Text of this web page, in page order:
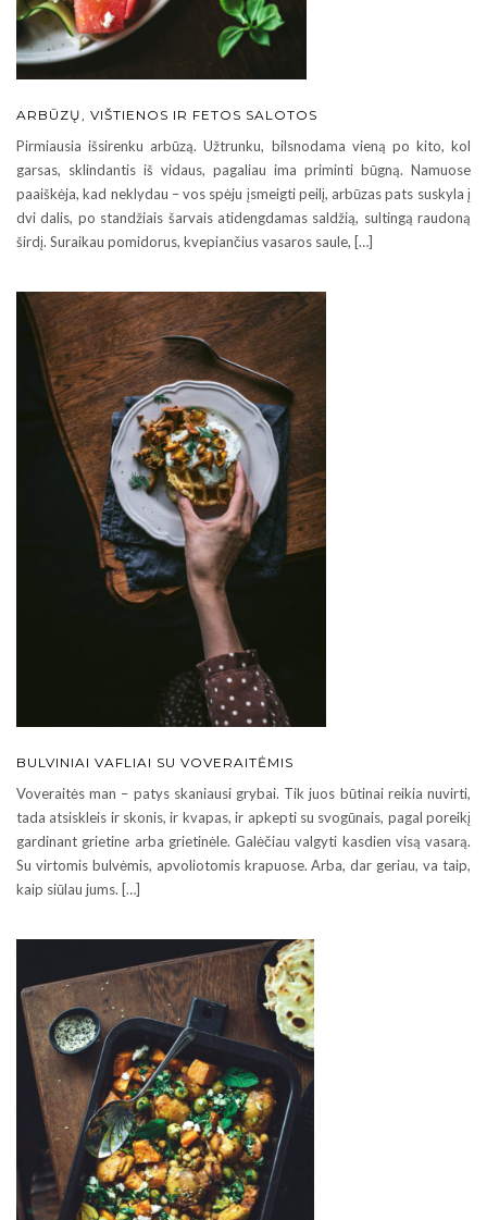
ARBŪZŲ, VIŠTIENOS IR FETOS SALOTOS
Pirmiausia išsirenku arbūzą. Užtrunku, bilsnodama vieną po kito, kol
garsas, sklindantis iš vidaus, pagaliau ima priminti būgną. Namuose
paaiškėja, kad neklydau – vos spėju įsmeigti peilį, arbūzas pats suskyla į
dvi dalis, po standžiais šarvais atidengdamas saldžią, sultingą raudoną
širdį. Suraikau pomidorus, kvepiančius vasaros saule, […]
BULVINIAI VAFLIAI SU VOVERAITĖMIS
Voveraitės man – patys skaniausi grybai. Tik juos būtinai reikia nuvirti,
tada atsiskleis ir skonis, ir kvapas, ir apkepti su svogūnais, pagal poreikį
gardinant grietine arba grietinėle. Galėčiau valgyti kasdien visą vasarą.
Su virtomis bulvėmis, apvoliotomis krapuose. Arba, dar geriau, va taip,
kaip siūlau jums. […]